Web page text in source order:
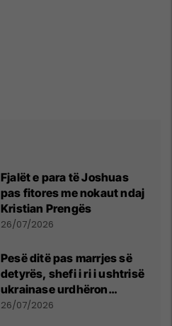
Fjalët e para të Joshuas
pas fitores me nokaut ndaj
Kristian Prengës
26/07/2026
Pesë ditë pas marrjes së
detyrës, shefi i ri i ushtrisë
ukrainase urdhëron
kontroll të madh
26/07/2026